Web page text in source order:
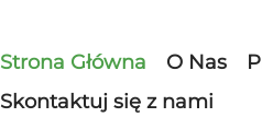
Strona Główna O Nas
Skontaktuj się z nami